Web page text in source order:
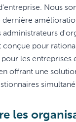
Nous
dernière
pour
les entreprises
offrant une
les